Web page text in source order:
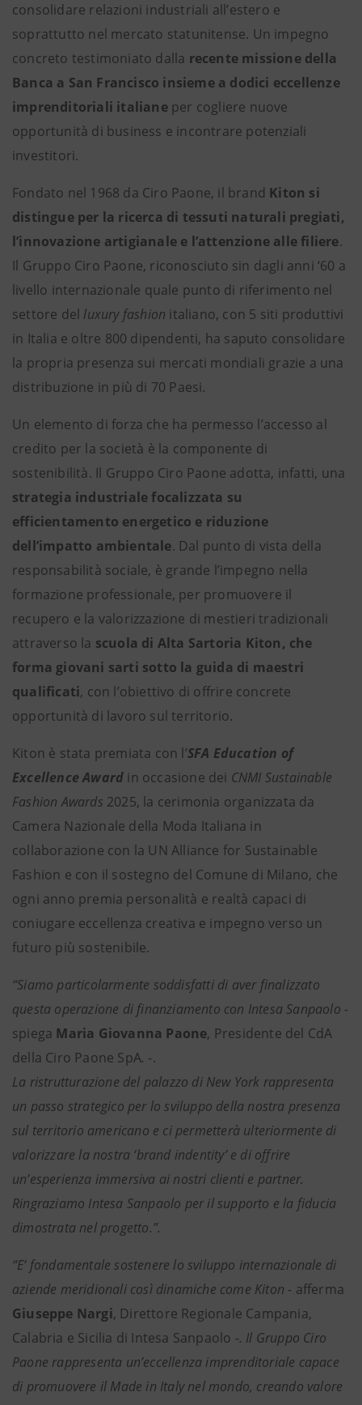
consolidare relazioni industriali all’estero e
soprattutto nel mercato statunitense. Un impegno
concreto testimoniato dalla recente missione della
Banca a San Francisco insieme a dodici eccellenze
imprenditoriali italianeper cogliere nuove
opportunità di business e incontrare potenziali
investitori.
Fondato nel 1968 da Ciro Paone, il brand Kiton si
distingue per la ricerca di tessuti naturali pregiati,
l’innovazione artigianale e l’attenzione alle filiere.
Il Gruppo Ciro Paone, riconosciuto sin dagli anni ‘60 a
livello internazionale quale punto di riferimento nel
settore del luxury fashion italiano, con 5 siti produttivi
in Italia e oltre 800 dipendenti, ha saputo consolidare
la propria presenza sui mercati mondiali grazie a una
distribuzione in più di 70 Paesi.
Un elemento di forza che ha permesso l’accesso al
credito per la società è la componente di
sostenibilità. Il Gruppo Ciro Paone adotta, infatti, una
strategia industriale focalizzata su
efficientamento energetico e riduzione
dell’impatto ambientale. Dal punto di vista della
responsabilità sociale, è grande l’impegno nella
formazione professionale, per promuovere il
recupero e la valorizzazione di mestieri tradizionali
attraverso la scuola di Alta Sartoria Kiton, che
forma giovani sarti sotto la guida di maestri
qualificati, con l’obiettivo di offrire concrete
opportunità di lavoro sul territorio.
Kiton è stata premiata con l’SFA Education of
Excellence Award in occasione dei CNMI Sustainable
Fashion Awards 2025, la cerimonia organizzata da
Camera Nazionale della Moda Italiana in
collaborazione con la UN Alliance for Sustainable
Fashion e con il sostegno del Comune di Milano, che
ogni anno premia personalità e realtà capaci di
coniugare eccellenza creativa e impegno verso un
futuro più sostenibile.
“Siamo particolarmente soddisfatti di aver finalizzato
questa operazione di finanziamento con Intesa Sanpaolo -
spiega Maria Giovanna Paone, Presidente del CdA
della Ciro Paone SpA. -.
La ristrutturazione del palazzo di New York rappresenta
un passo strategico per lo sviluppo della nostra presenza
sul territorio americano e ci permetterà ulteriormente di
valorizzare la nostra ‘brand indentity’ e di offrire
un’esperienza immersiva ai nostri clienti e partner.
Ringraziamo Intesa Sanpaolo per il supporto e la fiducia
dimostrata nel progetto.”.
“E’ fondamentale sostenere lo sviluppo internazionale di
aziende meridionali così dinamiche come Kiton - afferma
Giuseppe Nargi, Direttore Regionale Campania,
Calabria e Sicilia di Intesa Sanpaolo -. Il Gruppo Ciro
Paone rappresenta un’eccellenza imprenditoriale capace
di promuovere il Made in Italy nel mondo, creando valore